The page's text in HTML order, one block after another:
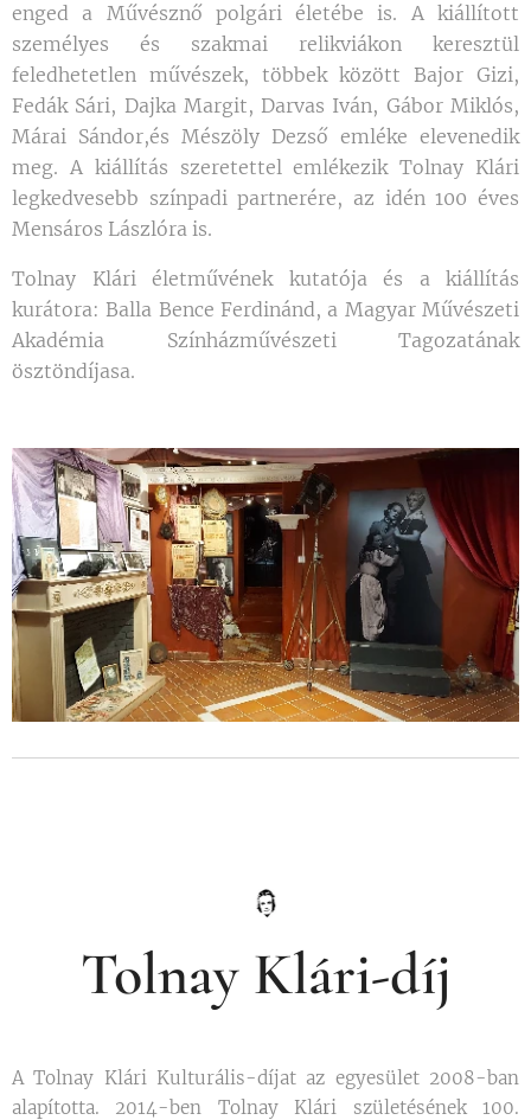
enged a Művésznő polgári életébe is. A kiállított
személyes és szakmai relikviákon keresztül
feledhetetlen művészek, többek között Bajor Gizi,
Fedák Sári, Dajka Margit, Darvas Iván, Gábor Miklós,
Márai Sándor,és Mészöly Dezső emléke elevenedik
meg. A kiállítás szeretettel emlékezik Tolnay Klári
legkedvesebb színpadi partnerére, az idén 100 éves
Mensáros Lászlóra is.
Tolnay Klári életművének kutatója és a kiállítás
kurátora: Balla Bence Ferdinánd, a Magyar Művészeti
Akadémia Színházművészeti Tagozatának
ösztöndíjasa.
Tolnay Klári-díj
A Tolnay Klári Kulturális-díjat az egyesület 2008-ban
alapította. 2014-ben Tolnay Klári születésének 100.